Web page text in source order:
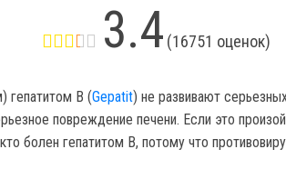
3.4 (16751 оценок)
гепатитом В (Gepatit) не развивают
повреждение печени. Если это
болен гепатитом В, потому что